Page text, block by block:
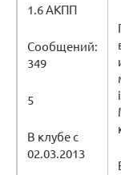
1.6 АКПП
Сообщений:
349
5
В клубе с
02.03.2013